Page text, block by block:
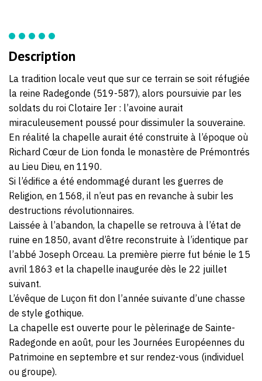
Description
La tradition locale veut que sur ce terrain se soit réfugiée
la reine Radegonde (519-587), alors poursuivie par les
soldats du roi Clotaire Ier : l’avoine aurait
miraculeusement poussé pour dissimuler la souveraine.
En réalité la chapelle aurait été construite à l’époque où
Richard Cœur de Lion fonda le monastère de Prémontrés
au Lieu Dieu, en 1190.
Si l’édifice a été endommagé durant les guerres de
Religion, en 1568, il n’eut pas en revanche à subir les
destructions révolutionnaires.
Laissée à l’abandon, la chapelle se retrouva à l’état de
ruine en 1850, avant d’être reconstruite à l’identique par
l’abbé Joseph Orceau. La première pierre fut bénie le 15
avril 1863 et la chapelle inaugurée dès le 22 juillet
suivant.
L’évêque de Luçon fit don l’année suivante d’une chasse
de style gothique.
La chapelle est ouverte pour le pèlerinage de Sainte-
Radegonde en août, pour les Journées Européennes du
Patrimoine en septembre et sur rendez-vous (individuel
ou groupe).